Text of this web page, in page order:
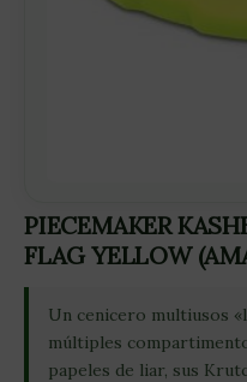
PIECEMAKER
FLAG YELLOW
Un cenicero multiusos
múltiples
papeles de liar, sus